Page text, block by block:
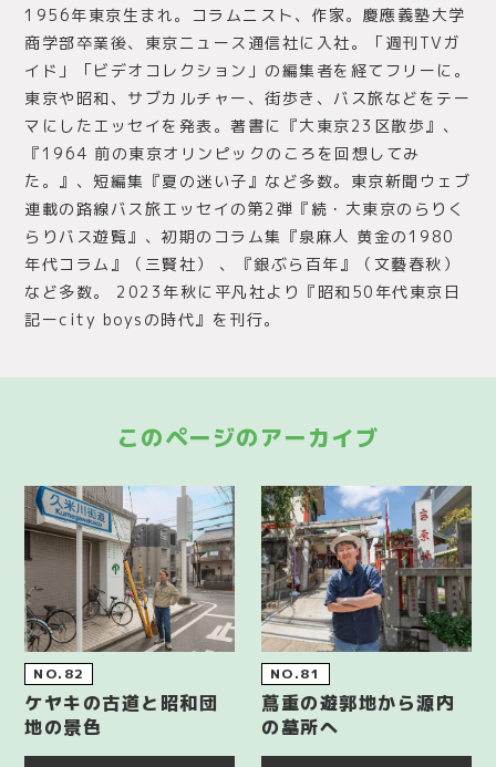
1956年東京生まれ。コラムニスト、作家。慶應義塾大学
商学部卒業後、東京ニュース通信社に入社。「週刊TVガ
イド」「ビデオコレクション」の編集者を経てフリーに。
東京や昭和、サブカルチャー、街歩き、バス旅などをテー
マにしたエッセイを発表。著書に『大東京23区散歩』、
『1964 前の東京オリンピックのころを回想してみ
た。』、短編集『夏の迷い子』など多数。東京新聞ウェブ
連載の路線バス旅エッセイの第2弾『続・大東京のらりく
らりバス遊覧』、初期のコラム集『泉麻人 黄金の1980
年代コラム』（三賢社） 、『銀ぶら百年』（文藝春秋）
など多数。 2023年秋に平凡社より『昭和50年代東京日
記ーcity boysの時代』を刊行。
このページのアーカイブ
NO.82
ケヤキの古道と昭和団
地の景色
NO.81
蔦重の遊郭地から源内
の墓所へ